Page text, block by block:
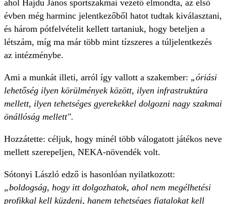
ahol Hajdu János sportszakmai vezető elmondta, az első
évben még harminc jelentkezőből hatot tudtak kiválasztani,
és három pótfelvételit kellett tartaniuk, hogy beteljen a
létszám, míg ma már több mint tízszeres a túljelentkezés
az intézménybe.
Ami a munkát illeti, arról így vallott a szakember: „óriási
lehetőség ilyen körülmények között, ilyen infrastruktúra
mellett, ilyen tehetséges gyerekekkel dolgozni nagy szakmai
önállóság mellett".
Hozzátette: céljuk, hogy minél több válogatott játékos neve
mellett szerepeljen, NEKA-növendék volt.
Sótonyi László edző is hasonlóan nyilatkozott:
„boldogság, hogy itt dolgozhatok, ahol nem megélhetési
profikkal kell küzdeni, hanem tehetséges fiatalokat kell